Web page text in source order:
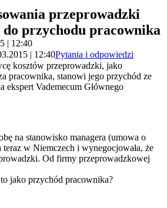
przeprowadzki
przychodu pracownika
| 12:40
| 12:40Pytania i odpowiedzi
kosztów przeprowadzki, jako
pracownika, stanowi jego przychód ze
ekspert Vademecum Głównego
na stanowisko managera (umowa o
teraz w Niemczech i wynegocjowała, że
Od firmy przeprowadzkowej
jako przychód pracownika?